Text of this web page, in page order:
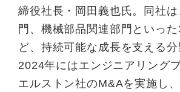
締役社長・岡田義也氏。同社
門、機械部品関連部門といっ
ど、持続可能な成長を支える
2024年にはエンジニアリング
エルストン社のM&Aを実施し